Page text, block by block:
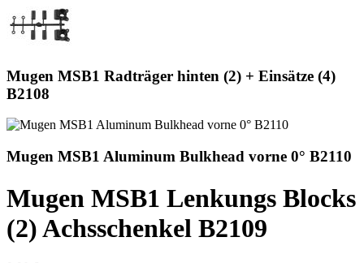
Mugen MSB1 Radträger hinten (2) + Einsätze (4)
B2108
Mugen MSB1 Aluminum Bulkhead vorne 0° B2110
Mugen MSB1 Lenkungs Blocks
(2) Achsschenkel B2109